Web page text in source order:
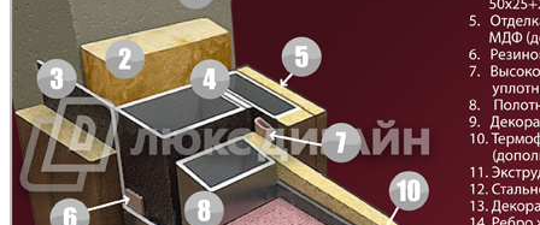
Д-33 Д-35 Н
C49 C50